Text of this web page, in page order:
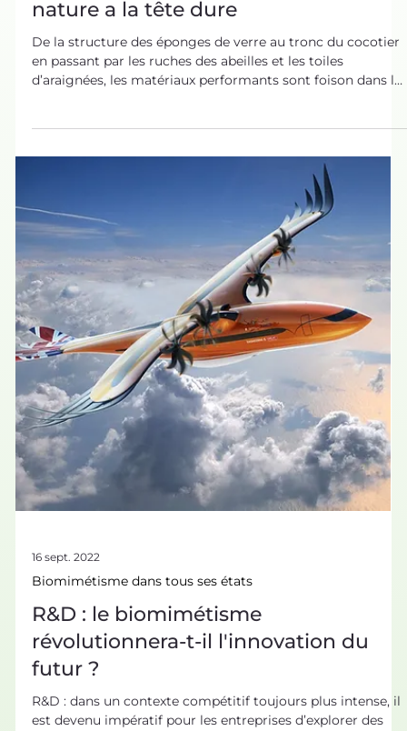
30 sept. 2022
Biomimétisme dans tous ses états
Biomimétisme et matériaux : la
en passant par les ruches des abeilles et les toiles
d’araignées, les matériaux performants sont foison dans le
vivant ! Ils allient légèreté et haute résistance à tous les
types de contraintes, et permettent des isolations
efficaces. Reproduire les structures et adapter les
composants existants permettent d’obtenir des matériaux
de haute qualité, adaptés aux enjeux actuels de respect de
l’environnement. Matériaux et L
Biomimétisme dans tous ses états